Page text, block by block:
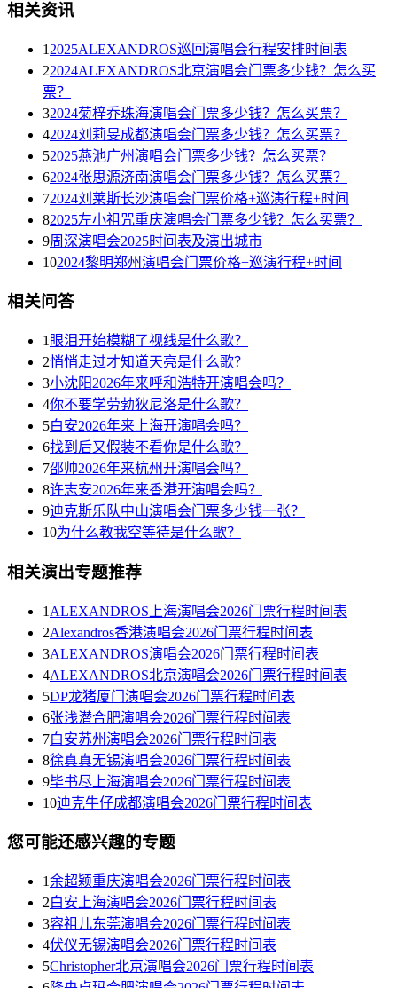
相关资讯
1 2025ALEXANDROS巡回演唱会行程安排时间表
22024ALEXANDROS北京演唱会门票多少钱？怎么买
票？
32024菊梓乔珠海演唱会门票多少钱？怎么买票？
42024刘莉旻成都演唱会门票多少钱？怎么买票？
52025燕池广州演唱会门票多少钱？怎么买票？
62024张思源济南演唱会门票多少钱？怎么买票？
72024刘莱斯长沙演唱会门票价格+巡演行程+时间
82025左小祖咒重庆演唱会门票多少钱？怎么买票？
9周深演唱会2025时间表及演出城市
102024黎明郑州演唱会门票价格+巡演行程+时间
相关问答
1 眼泪开始模糊了视线是什么歌？
2悄悄走过才知道天亮是什么歌？
3小沈阳2026年来呼和浩特开演唱会吗？
4你不要学劳勃狄尼洛是什么歌？
5白安2026年来上海开演唱会吗？
6找到后又假装不看你是什么歌？
7邵帅2026年来杭州开演唱会吗？
8许志安2026年来香港开演唱会吗？
9迪克斯乐队中山演唱会门票多少钱一张？
10为什么教我空等待是什么歌？
相关演出专题推荐
1 ALEXANDROS上海演唱会2026门票行程时间表
2Alexandros香港演唱会2026门票行程时间表
3ALEXANDROS演唱会2026门票行程时间表
4ALEXANDROS北京演唱会2026门票行程时间表
5DP龙猪厦门演唱会2026门票行程时间表
6张浅潜合肥演唱会2026门票行程时间表
7白安苏州演唱会2026门票行程时间表
8徐真真无锡演唱会2026门票行程时间表
9毕书尽上海演唱会2026门票行程时间表
10迪克牛仔成都演唱会2026门票行程时间表
您可能还感兴趣的专题
1余超颖重庆演唱会2026门票行程时间表
2白安上海演唱会2026门票行程时间表
3容祖儿东莞演唱会2026门票行程时间表
4伏仪无锡演唱会2026门票行程时间表
5Christopher北京演唱会2026门票行程时间表